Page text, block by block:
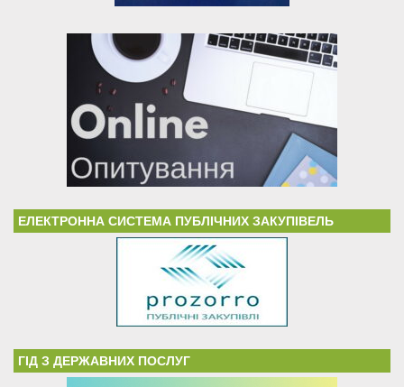
ЕЛЕКТРОННА СИСТЕМА ПУБЛІЧНИХ ЗАКУПІВЕЛЬ
ГІД З ДЕРЖАВНИХ ПОСЛУГ